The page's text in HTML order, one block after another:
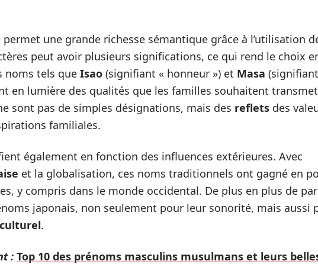
une grande richesse sémantique grâce à l’utilisation
peut avoir plusieurs significations, ce qui rend le choix
noms tels que Isao (signifiant « honneur ») et Masa (signifiant
en lumière des qualités que les familles souhaitent
sont pas de simples désignations, mais des reflets des
familiales.
également en fonction des influences extérieures. Avec
et la globalisation, ces noms traditionnels ont gagné en
y compris dans le monde occidental. De plus en plus de
japonais, non seulement pour leur sonorité, mais aussi
.
: Top 10 des prénoms masculins musulmans et leurs